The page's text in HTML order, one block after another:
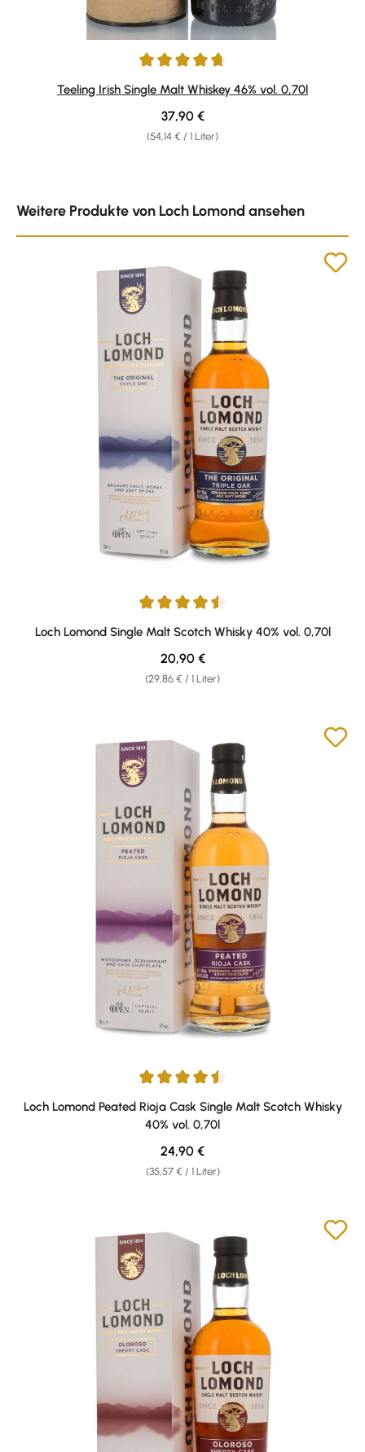
Durchschnittliche Bewertung von 4.86 von 5 Sternen
Teeling Irish Single Malt Whiskey 46% vol. 0,70l
(54,14 € / 1 Liter)
Regulärer Preis:
37,90 €
Weitere Produkte von Loch Lomond ansehen
Durchschnittliche Bewertung von 4.6 von 5 Sternen
Loch Lomond Single Malt Scotch Whisky 40% vol. 0,70l
(29,86 € / 1 Liter)
Regulärer Preis:
20,90 €
Durchschnittliche Bewertung von 4.5 von 5 Sternen
Loch Lomond Peated Rioja Cask Single Malt Scotch Whisky
40% vol. 0,70l
(35,57 € / 1 Liter)
Regulärer Preis:
24,90 €